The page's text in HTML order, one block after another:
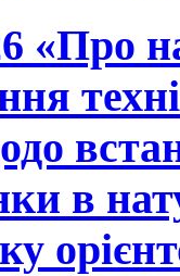
«Про
в